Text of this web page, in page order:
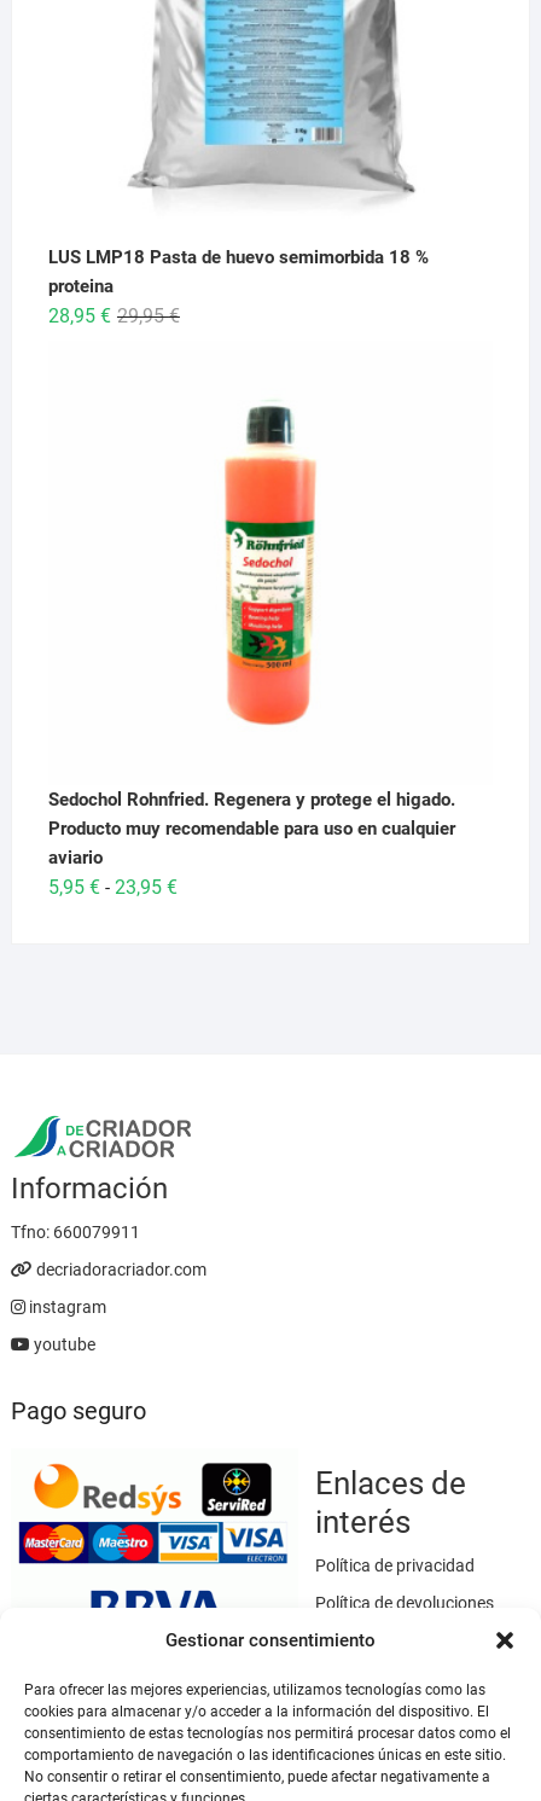
Gestionar consentimiento
Para ofrecer las mejores experiencias, utilizamos tecnologías como las
cookies para almacenar y/o acceder a la información del dispositivo. El
consentimiento de estas tecnologías nos permitirá procesar datos como el
comportamiento de navegación o las identificaciones únicas en este sitio.
No consentir o retirar el consentimiento, puede afectar negativamente a
LUS LMP18 Pasta de huevo semimorbida 18 %
proteina
29,95€El
28,95 €
El
Sedochol Rohnfried. Regenera y protege el higado.
Producto muy recomendable para uso en cualquier
aviario
5,95 € - 23,95 €Rango
Información
Tfno: 660079911
decriadoracriador.com
instagram
youtube
Pago seguro
Enlaces de
interés
Política de privacidad
Política de devoluciones
Política de cookies
Aviso legal
Este sitio web utiliza SSL / TLS como medio de seguridad para el
cifrado de datos.